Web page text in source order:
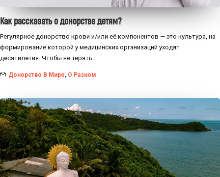
Как рассказать о донорстве детям?
Регулярное донорство крови и/или её компонентов — это культура, на
формирование которой у медицинских организаций уходят
десятилетия. Чтобы не терять…
Донорство В Мире, О Разном